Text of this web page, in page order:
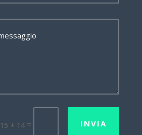
15 + 14 = INVIA